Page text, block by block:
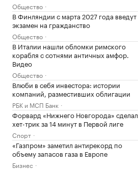
Общество
В Финляндии с марта 2027 года введут
экзамен на гражданство
Общество
В Италии нашли обломки римского
корабля с сотнями античных амфор.
Видео
Общество
Влюби в себя инвестора: истории
компаний, разместивших облигации
РБК и МСП Банк
Форвард «Нижнего Новгорода» сделал
хет-трик за 14 минут в Первой лиге
Спорт
«Газпром» заметил антирекорд по
объему запасов газа в Европе
Бизнес